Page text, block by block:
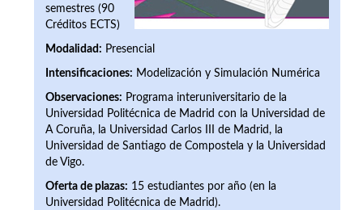
semestres (90
Créditos ECTS)
Modalidad: Presencial
Intensificaciones: Modelización y Simulación Numérica
Observaciones: Programa interuniversitario de la
Universidad Politécnica de Madrid con la Universidad de
A Coruña, la Universidad Carlos III de Madrid, la
Universidad de Santiago de Compostela y la Universidad
de Vigo.
Oferta de plazas: 15 estudiantes por año (en la
Universidad Politécnica de Madrid).